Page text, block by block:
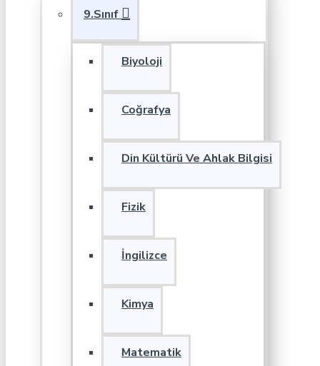
9.Sınıf
Biyoloji
Coğrafya
Din Kültürü Ve Ahlak Bilgisi
Fizik
İngilizce
Kimya
Matematik